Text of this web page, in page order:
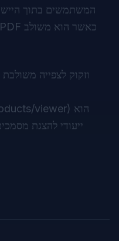
המשתמשים בתוך
viewer) הוא